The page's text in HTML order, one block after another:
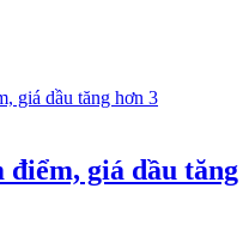
giá dầu tăng